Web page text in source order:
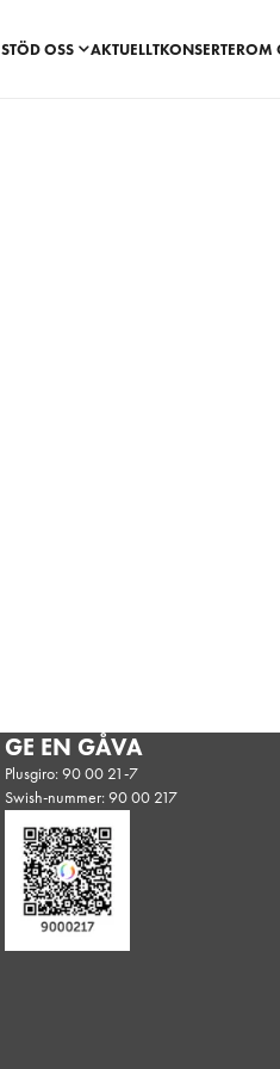
STÖD OSS AKTUELLTKONSERTEROM
GE EN GÅVA
Plusgiro: 90 00 21-7
Swish-nummer: 90 00 217